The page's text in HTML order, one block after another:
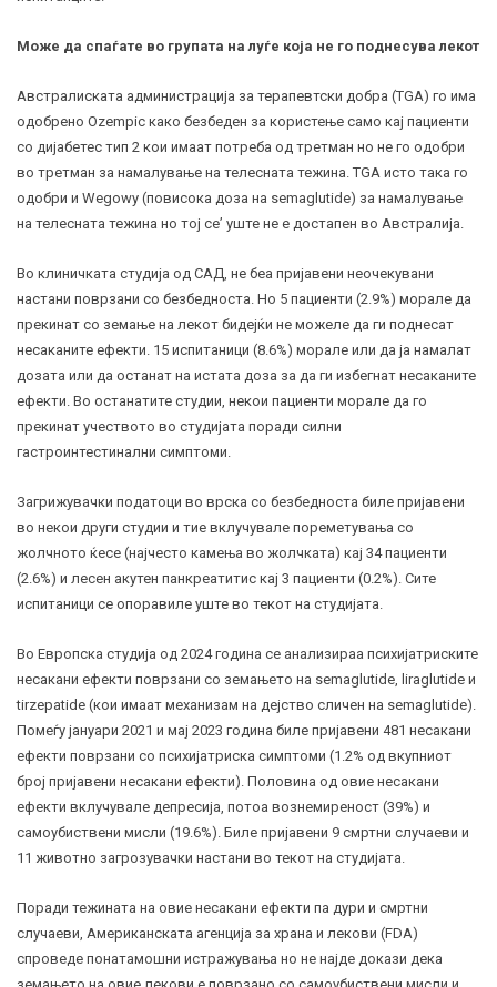
Може да спаѓате во групата на луѓе која не го поднесува лекот
Австралиската администрација за терапевтски добра (TGA) го има
одобрено Ozempic како безбеден за користење само кај пациенти
со дијабетес тип 2 кои имаат потреба од третман но не го одобри
во третман за намалување на телесната тежина. TGA исто така го
одобри и Wegowy (повисока доза на semaglutide) за намалување
на телесната тежина но тој се’ уште не е достапен во Австралија.
Во клиничката студија од САД, не беа пријавени неочекувани
настани поврзани со безбедноста. Но 5 пациенти (2.9%) морале да
прекинат со земање на лекот бидејќи не можеле да ги поднесат
несаканите ефекти. 15 испитаници (8.6%) морале или да ја намалат
дозата или да останат на истата доза за да ги избегнат несаканите
ефекти. Во останатите студии, некои пациенти морале да го
прекинат учеството во студијата поради силни
гастроинтестинални симптоми.
Загрижувачки податоци во врска со безбедноста биле пријавени
во некои други студии и тие вклучувале пореметувања со
жолчното ќесе (најчесто камења во жолчката) кај 34 пациенти
(2.6%) и лесен акутен панкреатитис кај 3 пациенти (0.2%). Сите
испитаници се опоравиле уште во текот на студијата.
Во Европска студија од 2024 година се анализираа психијатриските
несакани ефекти поврзани со земањето на semaglutide, liraglutide и
tirzepatide (кои имаат механизам на дејство сличен на semaglutide).
Помеѓу јануари 2021 и мај 2023 година биле пријавени 481 несакани
ефекти поврзани со психијатриска симптоми (1.2% од вкупниот
број пријавени несакани ефекти). Половина од овие несакани
ефекти вклучувале депресија, потоа вознемиреност (39%) и
самоубиствени мисли (19.6%). Биле пријавени 9 смртни случаеви и
11 животно загрозувачки настани во текот на студијата.
Поради тежината на овие несакани ефекти па дури и смртни
случаеви, Американската агенција за храна и лекови (FDA)
спроведе понатамошни истражувања но не најде докази дека